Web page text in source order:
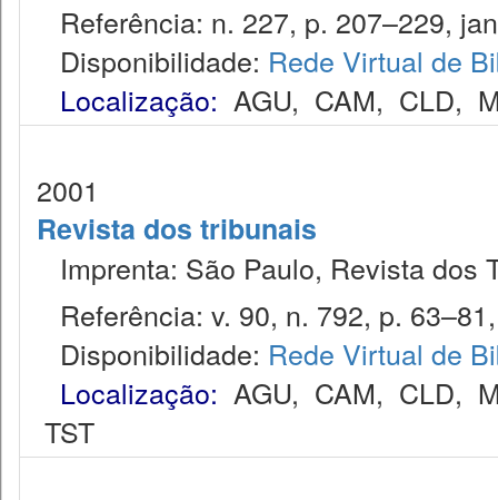
Referência: n. 227, p. 207–229,
Disponibilidade: Rede Virtual de
Localização: AGU, CAM, CLD,
2001
Revista dos tribunais
Imprenta: São Paulo, Revista dos
Referência: v. 90, n. 792, p.
Disponibilidade: Rede Virtual de
Localização: AGU, CAM, CLD,
TST